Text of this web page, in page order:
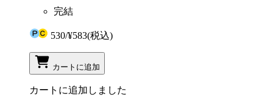
完結
530/¥583(税込)
カートに追加
カートに追加しました